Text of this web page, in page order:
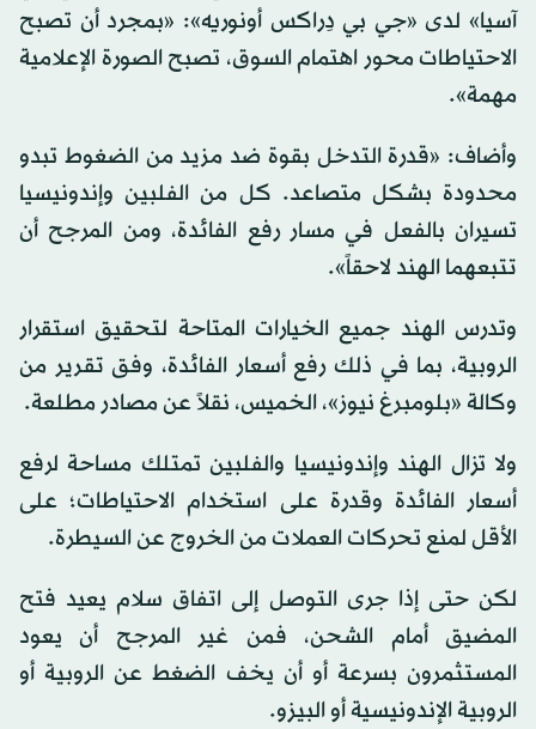
آسيا» لدى «جي بي دِراكس أونوريه»: «بمجرد أن تصبح
الاحتياطات محور اهتمام السوق، تصبح الصورة الإعلامية
مهمة».
وأضاف: «قدرة التدخل بقوة ضد مزيد من الضغوط تبدو
محدودة بشكل متصاعد. كل من الفلبين وإندونيسيا
تسيران بالفعل في مسار رفع الفائدة، ومن المرجح أن
تتبعهما الهند لاحقاً».
وتدرس الهند جميع الخيارات المتاحة لتحقيق استقرار
الروبية، بما في ذلك رفع أسعار الفائدة، وفق تقرير من
وكالة «بلومبرغ نيوز»، الخميس، نقلاً عن مصادر مطلعة.
ولا تزال الهند وإندونيسيا والفلبين تمتلك مساحة لرفع
أسعار الفائدة وقدرة على استخدام الاحتياطات؛ على
الأقل لمنع تحركات العملات من الخروج عن السيطرة.
لكن حتى إذا جرى التوصل إلى اتفاق سلام يعيد فتح
المضيق أمام الشحن، فمن غير المرجح أن يعود
المستثمرون بسرعة أو أن يخف الضغط عن الروبية أو
الروبية الإندونيسية أو البيزو.